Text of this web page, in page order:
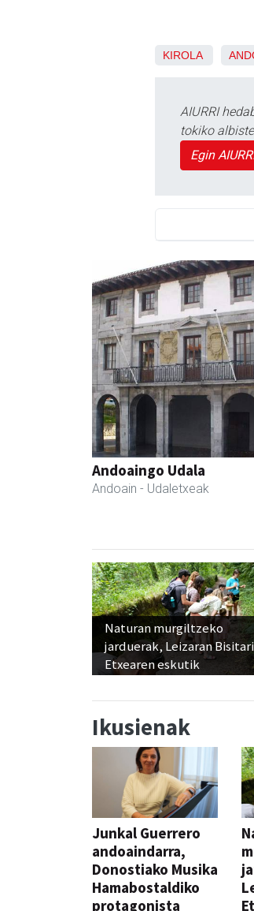
KIROLA
AIURRI
tokiko
Egin
Andoaingo Udala
Andoain - Udaletxeak
Naturan murgiltzeko
jarduerak, Leizaran
Etxearen eskutik
Ikusienak
Junkal Guerrero
andoaindarra,
Donostiako Musika
Hamabostaldiko
protagonista